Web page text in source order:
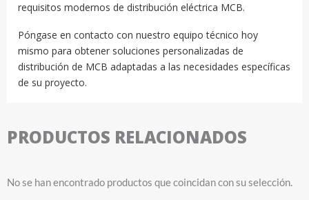
requisitos modernos de distribución eléctrica MCB.
Póngase en contacto con nuestro equipo técnico hoy
mismo para obtener soluciones personalizadas de
distribución de MCB adaptadas a las necesidades específicas
de su proyecto.
PRODUCTOS RELACIONADOS
No se han encontrado productos que coincidan con su selección.